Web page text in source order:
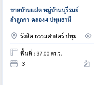
ขายบ้านแฝด หมู่บ้านบุรีรมย์
ลำลูกกา-คลอง4 ปทุมธานี
รังสิต ธรรมศาสตร์ ปทุม
พื้นที่ : 37.00 ตร.ว.
3